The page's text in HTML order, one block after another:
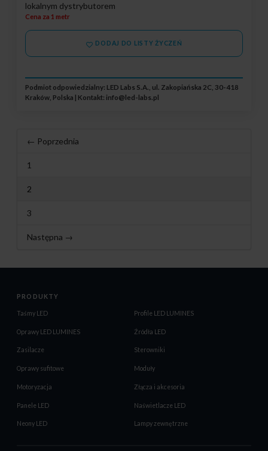
lokalnym dystrybutorem
Cena za 1 metr
DODAJ DO LISTY ŻYCZEŃ
Podmiot odpowiedzialny: LED Labs S.A., ul. Zakopiańska 2C, 30-418
Kraków, Polska | Kontakt: info@led-labs.pl
← Poprzednia
1
2
3
Następna →
PRODUKTY
Taśmy LED Profile LED LUMINES
Oprawy LED LUMINES Źródła LED
Zasilacze Sterowniki
Oprawy sufitowe Moduły
Motoryzacja Złącza i akcesoria
Panele LED Naświetlacze LED
Neony LED Lampy zewnętrzne